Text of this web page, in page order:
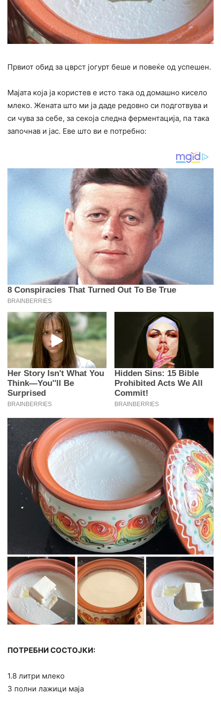
Првиот обид за цврст јогурт беше и повеќе од успешен.
Мајата која ја користев е исто така од домашно кисело
млеко. Жената што ми ја даде редовно си подготвува и
си чува за себе, за секоја следна ферментација, па така
започнав и јас. Еве што ви е потребно:
ПОТРЕБНИ СОСТОЈКИ:
1.8 литри млеко
3 полни лажици маја